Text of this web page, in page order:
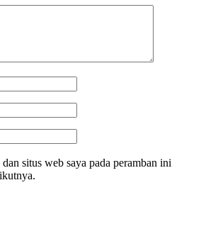
situs web saya pada peramban ini